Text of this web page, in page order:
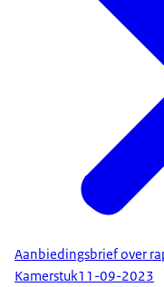
Aanbiedingsbrief over
Kamerstuk11-09-2023